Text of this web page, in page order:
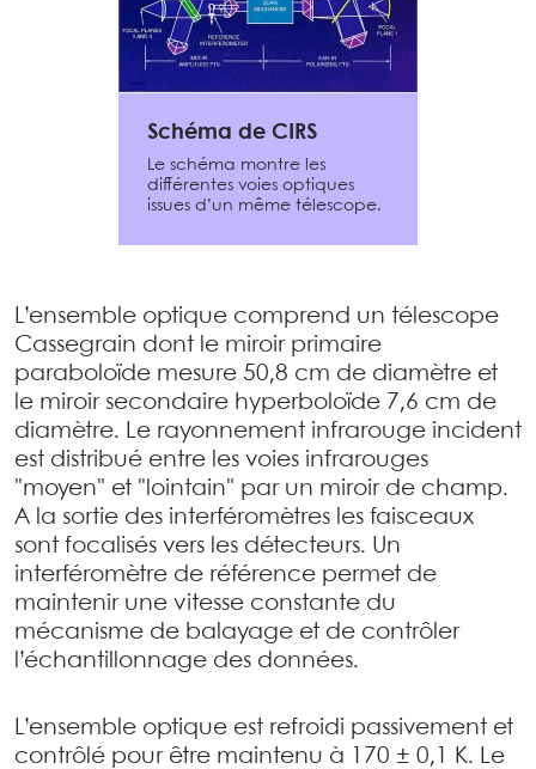
Schéma de CIRS
Le schéma montre les
différentes voies optiques
issues d’un même télescope.
L’ensemble optique comprend un télescope
Cassegrain dont le miroir primaire
paraboloïde mesure 50,8 cm de diamètre et
le miroir secondaire hyperboloïde 7,6 cm de
diamètre. Le rayonnement infrarouge incident
est distribué entre les voies infrarouges
"moyen" et "lointain" par un miroir de champ.
A la sortie des interféromètres les faisceaux
sont focalisés vers les détecteurs. Un
interféromètre de référence permet de
maintenir une vitesse constante du
mécanisme de balayage et de contrôler
l’échantillonnage des données.
L’ensemble optique est refroidi passivement et
contrôlé pour être maintenu à 170 ± 0,1 K. Le